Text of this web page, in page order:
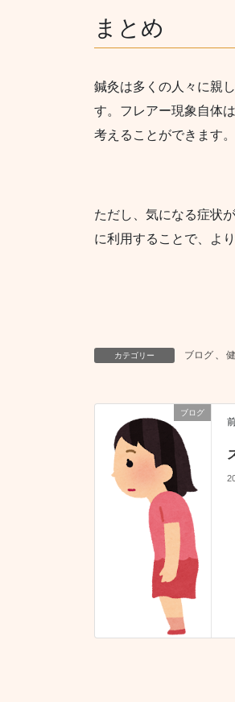
まとめ
鍼灸は多くの人々に親
す。フレアー現象自体
考えることができます。
ただし、気になる症状
に利用することで、よ
カテゴリー ブログ 、
ブログ